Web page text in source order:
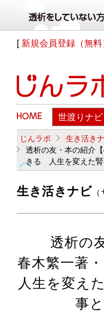
[ 新規会員登録（無
じんラボ 生き活き
透析の友・本の紹介
きる 人生を変えた
生き活きナビ
透析の
春木繁一著
人生を変え
事